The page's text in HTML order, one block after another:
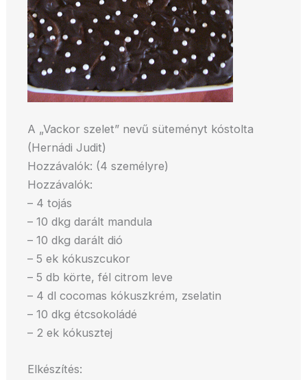
A „Vackor szelet” nevű süteményt kóstolta
(Hernádi Judit)
Hozzávalók: (4 személyre)
Hozzávalók:
– 4 tojás
– 10 dkg darált mandula
– 10 dkg darált dió
– 5 ek kókuszcukor
– 5 db körte, fél citrom leve
– 4 dl cocomas kókuszkrém, zselatin
– 10 dkg étcsokoládé
– 2 ek kókusztej
Elkészítés: